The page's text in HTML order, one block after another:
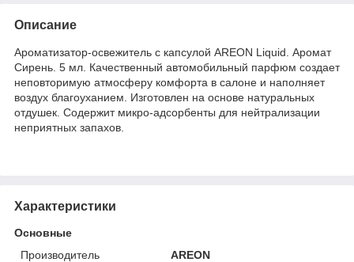
Описание
Ароматизатор-освежитель с капсулой AREON Liquid. Аромат
Сирень. 5 мл. Качественный автомобильный парфюм создает
неповторимую атмосферу комфорта в салоне и наполняет
воздух благоуханием. Изготовлен на основе натуральных
отдушек. Содержит микро-адсорбенты для нейтрализации
неприятных запахов.
Характеристики
Основные
Производитель
AREON